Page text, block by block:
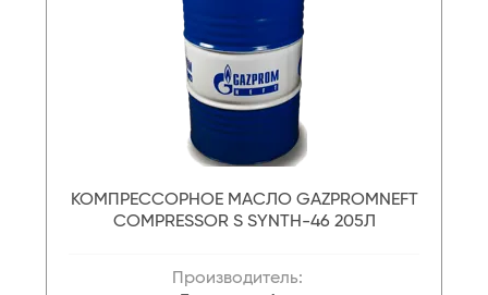
КОМПРЕССОРНОЕ МАСЛО GAZPROMNEFT
COMPRESSOR S SYNTH-46 205Л
Производитель: